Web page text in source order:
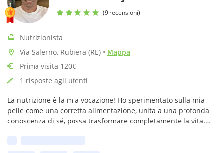
(9 recensioni)
Nutrizionista
Via Salerno, Rubiera (RE) • Mappa
Prima visita 120€
1 risposte agli utenti
La nutrizione è la mia vocazione! Ho sperimentato sulla mia
pelle come una corretta alimentazione, unita a una profonda
conoscenza di sé, possa trasformare completamente la vita.